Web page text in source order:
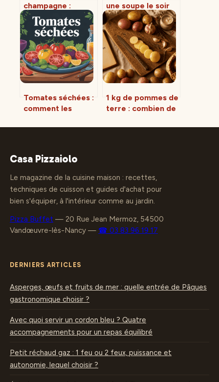
champagne :
recette, astuces et
variantes pour un
apéritif festif
une soupe le soir
pour un repas
complet et léger
Tomates séchées :
comment les
quotidien en
1 kg de pommes de
terre : combien de
recettes et
Casa Pizzaiolo
Le magazine de la cuisine maison : recettes,
techniques de cuisson et guides d'achat pour
bien s'équiper, à l'intérieur comme au jardin.
Pizza Buffet — 20 Rue Jean Mermoz, 54500
Vandœuvre-lès-Nancy — ☎ 03 83 96 19 17
DERNIERS ARTICLES
Asperges, œufs et fruits de mer : quelle entrée de Pâques
gastronomique choisir ?
Avec quoi servir un cordon bleu ? Quatre
accompagnements pour un repas équilibré
Petit réchaud gaz : 1 feu ou 2 feux, puissance et
autonomie, lequel choisir ?